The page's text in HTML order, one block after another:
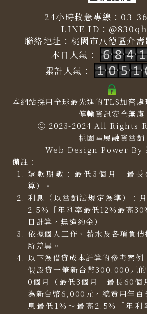
24小時救急專線： 03-
LINE ID：
聯絡地址： 桃園市八德區介
本日人氣：
累計人氣：
本網站採用全球最先進的TLS加密處
傳輸資訊安全無虞
Ⓒ 2023-2024 All Rights
桃園星展融資當舖
Web Design Power By
備註：
還款期數：最低3個月－最
算）。
利息（以當舖法規定為準）：
2.5%［年利率最低12%最高
日計算，無違約金）
依據個人工作、薪水及各項負
所差異。
以下為借貸成本計算的參考案例
假設貸一筆新台幣300,000元
0個月（最低3個月－最長60個
為新台幣6,000元，總費用年百
息最低1%～最高2.5%［年利